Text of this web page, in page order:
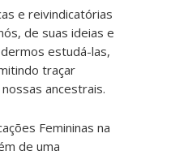
e reivindicatórias
de suas ideias e
estudá-las,
traçar
ancestrais.
Femininas na
de uma